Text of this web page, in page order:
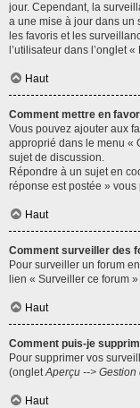
jour. Cependant, la
a une mise à jour dans un
les favoris et les
l’utilisateur dans l’onglet
Haut
Comment mettre en
Vous pouvez ajouter aux
approprié dans le menu «
sujet de discussion.
Répondre à un sujet en
réponse est postée »
Haut
Comment surveiller des
Pour surveiller un forum
lien « Surveiller ce forum
Haut
Comment puis-je
Pour supprimer vos
(ongletAperçu -->
Haut